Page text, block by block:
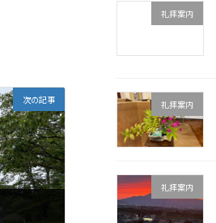
次の記事
礼拝案内
礼拝案内
礼拝案内